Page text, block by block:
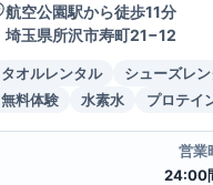
航空公園駅から徒歩11分
埼玉県所沢市寿町21−12
タオルレンタル シューズレ
無料体験
水素水 プロテイ
営業
24:00